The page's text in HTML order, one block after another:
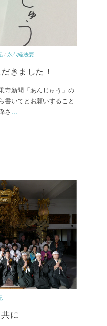
/ 永代経法要
きました！
新聞「あんじゅう」の
いてとお願いすること
さ ...
に